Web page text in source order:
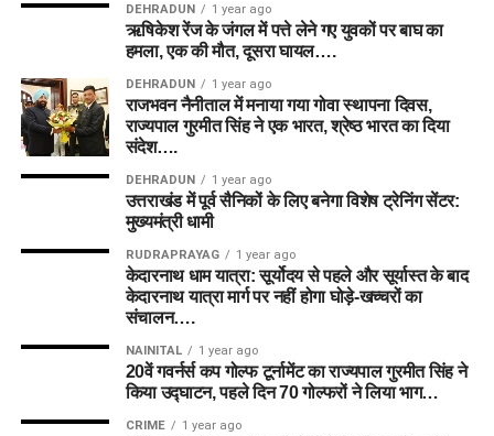
DEHRADUN 1 year ago
ऋषिकेश रेंज के जंगल में पत्ते लेने गए युवकों पर बाघ का
हमला, एक की मौत, दूसरा घायल….
DEHRADUN 1 year ago
राजभवन नैनीताल में मनाया गया गोवा स्थापना दिवस,
राज्यपाल गुरमीत सिंह ने एक भारत, श्रेष्ठ भारत का दिया
संदेश….
DEHRADUN 1 year ago
उत्तराखंड में पूर्व सैनिकों के लिए बनेगा विशेष ट्रेनिंग सेंटर:
मुख्यमंत्री धामी
RUDRAPRAYAG 1 year ago
केदारनाथ धाम यात्रा: सूर्योदय से पहले और सूर्यास्त के बाद
केदारनाथ यात्रा मार्ग पर नहीं होगा घोड़े-खच्चरों का
संचालन….
NAINITAL 1 year ago
20वें गवर्नर्स कप गोल्फ टूर्नामेंट का राज्यपाल गुरमीत सिंह ने
किया उद्घाटन, पहले दिन 70 गोल्फरों ने लिया भाग…
CRIME 1 year ago